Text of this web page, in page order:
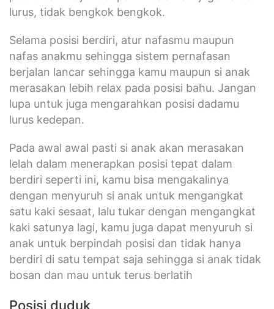
lurus, tidak bengkok bengkok.
Selama posisi berdiri, atur nafasmu maupun
nafas anakmu sehingga sistem pernafasan
berjalan lancar sehingga kamu maupun si anak
merasakan lebih relax pada posisi bahu. Jangan
lupa untuk juga mengarahkan posisi dadamu
lurus kedepan.
Pada awal awal pasti si anak akan merasakan
lelah dalam menerapkan posisi tepat dalam
berdiri seperti ini, kamu bisa mengakalinya
dengan menyuruh si anak untuk mengangkat
satu kaki sesaat, lalu tukar dengan mengangkat
kaki satunya lagi, kamu juga dapat menyuruh si
anak untuk berpindah posisi dan tidak hanya
berdiri di satu tempat saja sehingga si anak tidak
bosan dan mau untuk terus berlatih
Posisi duduk